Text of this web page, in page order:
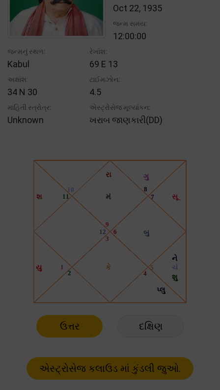
Oct 22, 1935
જન્મ સમય:
12:00:00
જન્મનું સ્થળ:
Kabul
રેખાંશ:
69 E 13
અક્ષાંશ:
34 N 30
ટાઈમઝોન:
4.5
માહિતી સ્ત્રોત્ર:
Unknown
એસ્ટ્રોસેજ મૂલ્યાંકન:
ખરાબ જાણકારી(DD)
ઉત્તર દક્ષિણ